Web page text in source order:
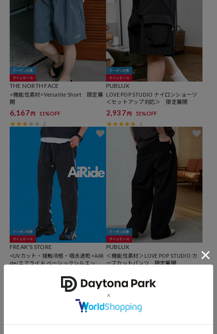
クーポン対象
タイムセール
THE NORTH FACE
<機能性素材>Versatile Short 限定展
開
6,167円 11%OFF
2
クーポン対象
タイムセール
PUBLUX
LOVE POP STUDIO ナイロンショーツ
＜セットアップ対応＞ 限定展開
2,937円 51%OFF
1
クーポン対象
タイムセール
FREAK'S STORE
<UVカット・接触冷感・吸水速乾>AiRi
de/エアライド ベーシックシルエット
クーポン対象
タイムセール
PUBLUX
＜機能性素材＞LOVE POP STUDIO カ
ーブカットパンツ 限定展開
5